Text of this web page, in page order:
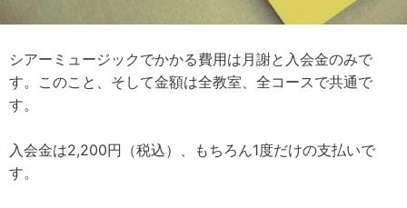
シアーミュージックでかかる費用は月謝と入会金のみで
す。このこと、そして金額は全教室、全コースで共通で
す。
入会金は2,200円（税込）、もちろん1度だけの支払いで
す。